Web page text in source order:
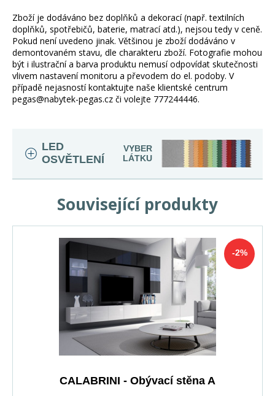
Zboží je dodáváno bez doplňků a dekorací (např. textilních
doplňků, spotřebičů, baterie, matrací atd.), nejsou tedy v ceně.
Pokud není uvedeno jinak. Většinou je zboží dodáváno v
demontovaném stavu, dle charakteru zboží. Fotografie mohou
být i ilustrační a barva produktu nemusí odpovídat skutečnosti
vlivem nastavení monitoru a převodem do el. podoby. V
případě nejasností kontaktujte naše klientské centrum
pegas@nabytek-pegas.cz či volejte 777244446.
LED
OSVĚTLENÍ
VYBER
LÁTKU
Související produkty
-2%
CALABRINI - Obývací stěna A